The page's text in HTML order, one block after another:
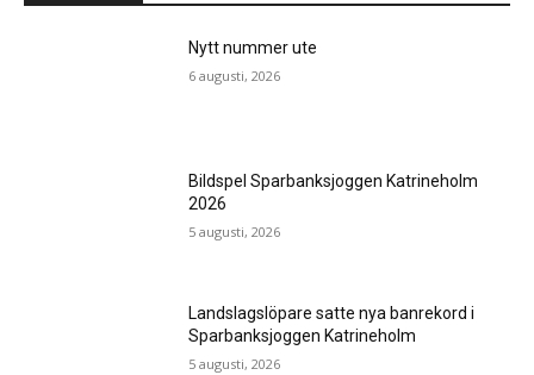
Nytt nummer ute
6 augusti, 2026
Bildspel Sparbanksjoggen Katrineholm
2026
5 augusti, 2026
Landslagslöpare satte nya banrekord i
Sparbanksjoggen Katrineholm
5 augusti, 2026